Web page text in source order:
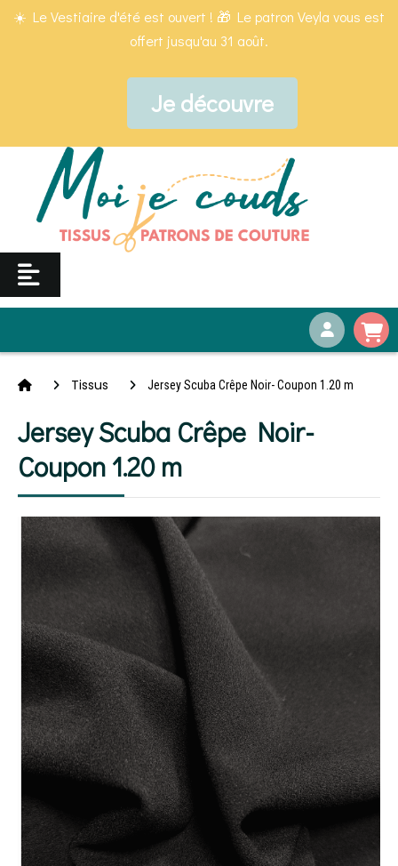
☀️ Le Vestiaire d'été est ouvert ! 🎁 Le patron Veyla vous est
offert jusqu'au 31 août.
Je découvre
Tissus Jersey Scuba Crêpe Noir- Coupon 1.20 m
Jersey Scuba Crêpe Noir-
Coupon 1.20 m